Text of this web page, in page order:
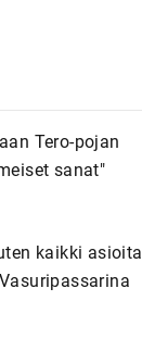
Tero-pojan
sanat"
kaikki asioita